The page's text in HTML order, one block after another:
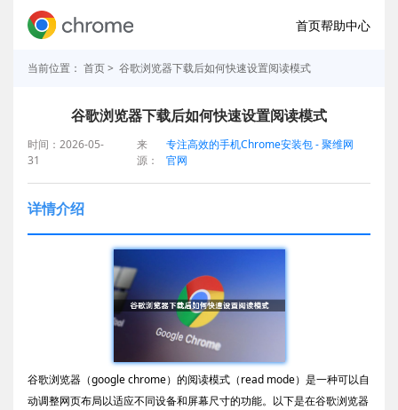
首页帮助中心
当前位置： 首页> 谷歌浏览器下载后如何快速设置阅读模式
谷歌浏览器下载后如何快速设置阅读模式
时间：2026-05-
31
来
源：
专注高效的手机Chrome安装包 - 聚维网
官网
详情介绍
谷歌浏览器（google chrome）的阅读模式（read mode）是一种可以自
动调整网页布局以适应不同设备和屏幕尺寸的功能。以下是在谷歌浏览器